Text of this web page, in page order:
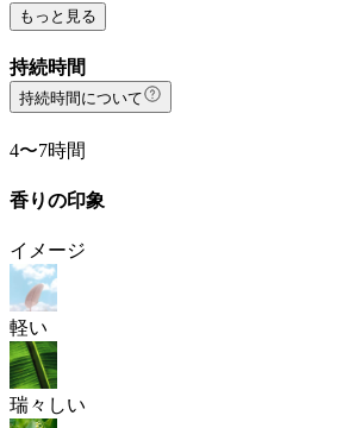
もっと見る
持続時間
持続時間について
4〜7時間
香りの印象
イメージ
軽い
瑞々しい